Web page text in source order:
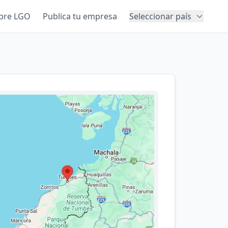
LGO Publica tu empresa Seleccionar país